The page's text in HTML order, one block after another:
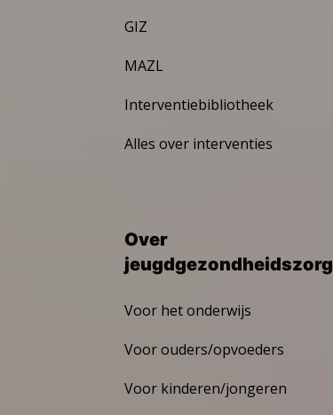
GIZ
MAZL
Interventiebibliotheek
Alles over interventies
Over
jeugdgezondheidszorg
Voor het onderwijs
Voor ouders/opvoeders
Voor kinderen/jongeren